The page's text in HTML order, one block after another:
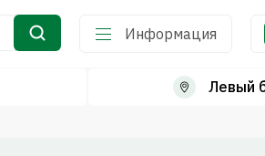
Информация
Левый